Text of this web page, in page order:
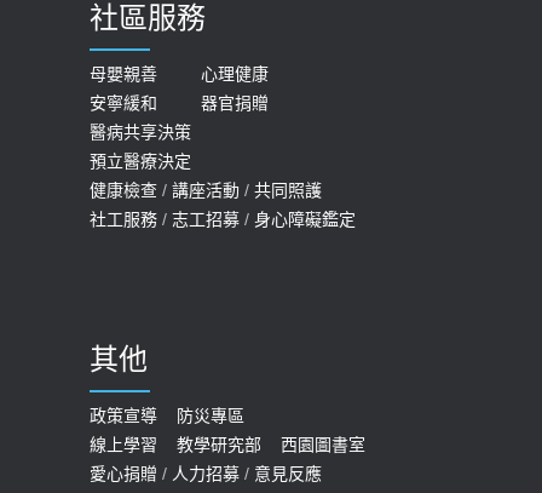
社區服務
母嬰親善
心理健康
安寧緩和
器官捐贈
醫病共享決策
預立醫療決定
健康檢查 / 講座活動 / 共同照護
社工服務 / 志工招募 / 身心障礙鑑定
其他
政策宣導
防災專區
線上學習
教學研究部
西園圖書室
愛心捐贈 / 人力招募 / 意見反應